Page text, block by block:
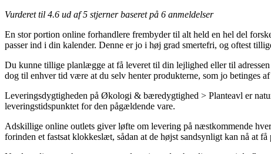
Vurderet til 4.6 ud af 5 stjerner baseret på 6 anmeldelser
En stor portion online forhandlere frembyder til alt held en hel del
passer ind i din kalender. Denne er jo i høj grad smertefri, og oftest
Du kunne tillige planlægge at få leveret til din lejlighed eller til
dog til enhver tid være at du selv henter produkterne, som jo betinges
Leveringsdygtigheden på Økologi & bæredygtighed > Planteavl er
leveringstidspunktet for den pågældende vare.
Adskillige online outlets giver løfte om levering på næstkommende
forinden et fastsat klokkeslæt, sådan at de højst sandsynligt kan nå at